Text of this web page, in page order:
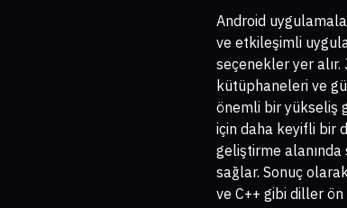
Android
ve etkileşimli
seçenekler yer
kütüphaneleri ve
önemli bir yükseliş
için daha keyifli bir
geliştirme
sağlar. Sonuç
ve C++ gibi diller